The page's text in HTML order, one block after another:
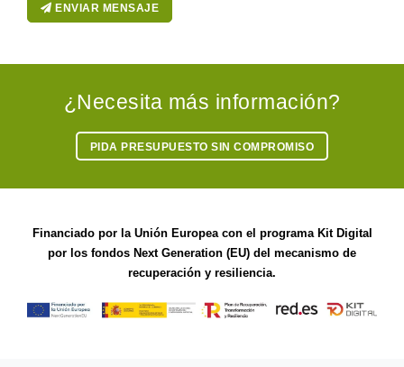
ENVIAR MENSAJE
¿Necesita más información?
PIDA PRESUPUESTO SIN COMPROMISO
Financiado por la Unión Europea con el programa Kit Digital
por los fondos Next Generation (EU) del mecanismo de
recuperación y resiliencia.